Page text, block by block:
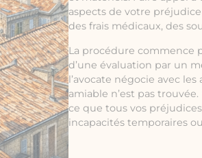
aspects de votre
des frais médicaux, des
La procédure commence
d’une évaluation par un
l’avocate négocie avec
amiable n’est pas
ce que tous vos
incapacités temporaires